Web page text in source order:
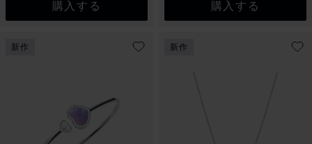
購入する 購入する
新作 新作